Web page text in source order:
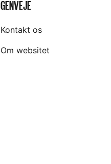
GENVEJE
Kontakt os
Om websitet